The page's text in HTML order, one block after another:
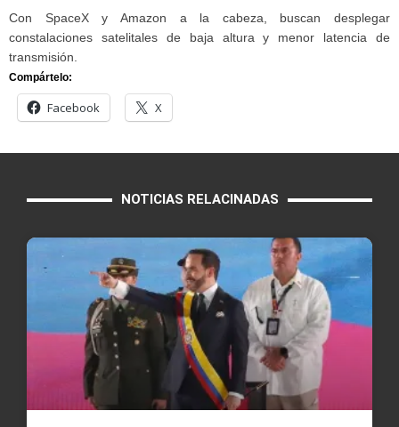
Con SpaceX y Amazon a la cabeza, buscan desplegar
constalaciones satelitales de baja altura y menor latencia de
transmisión.
Compártelo:
Facebook X
NOTICIAS RELACINADAS